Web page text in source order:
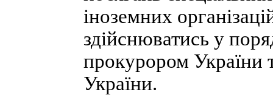
іноземних
здійснюватись у
прокурором України
України.